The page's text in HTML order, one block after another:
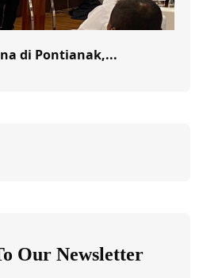
di Pontianak,...
Our Newsletter